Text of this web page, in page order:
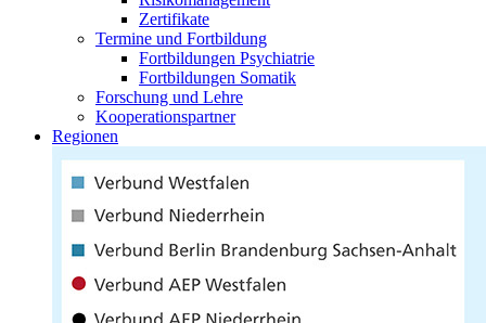
Zertifikate
Termine und Fortbildung
Fortbildungen Psychiatrie
Fortbildungen Somatik
Forschung und Lehre
Kooperationspartner
Regionen